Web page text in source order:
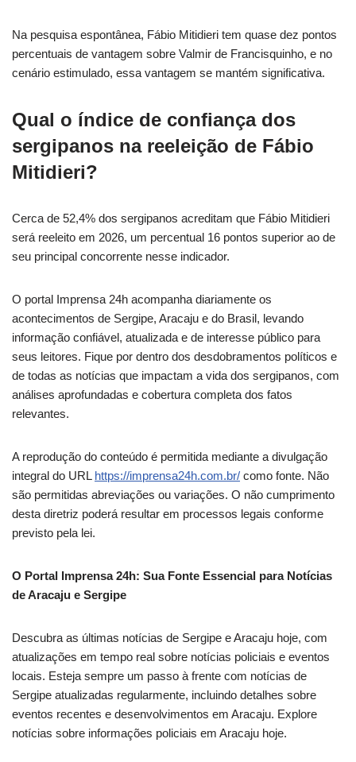
Na pesquisa espontânea, Fábio Mitidieri tem quase dez pontos
percentuais de vantagem sobre Valmir de Francisquinho, e no
cenário estimulado, essa vantagem se mantém significativa.
Qual o índice de confiança dos
sergipanos na reeleição de Fábio
Mitidieri?
Cerca de 52,4% dos sergipanos acreditam que Fábio Mitidieri
será reeleito em 2026, um percentual 16 pontos superior ao de
seu principal concorrente nesse indicador.
O portal Imprensa 24h acompanha diariamente os
acontecimentos de Sergipe, Aracaju e do Brasil, levando
informação confiável, atualizada e de interesse público para
seus leitores. Fique por dentro dos desdobramentos políticos e
de todas as notícias que impactam a vida dos sergipanos, com
análises aprofundadas e cobertura completa dos fatos
relevantes.
A reprodução do conteúdo é permitida mediante a divulgação
integral do URL https://imprensa24h.com.br/ como fonte. Não
são permitidas abreviações ou variações. O não cumprimento
desta diretriz poderá resultar em processos legais conforme
previsto pela lei.
O Portal Imprensa 24h: Sua Fonte Essencial para Notícias
de Aracaju e Sergipe
Descubra as últimas notícias de Sergipe e Aracaju hoje, com
atualizações em tempo real sobre notícias policiais e eventos
locais. Esteja sempre um passo à frente com notícias de
Sergipe atualizadas regularmente, incluindo detalhes sobre
eventos recentes e desenvolvimentos em Aracaju. Explore
notícias sobre informações policiais em Aracaju hoje.